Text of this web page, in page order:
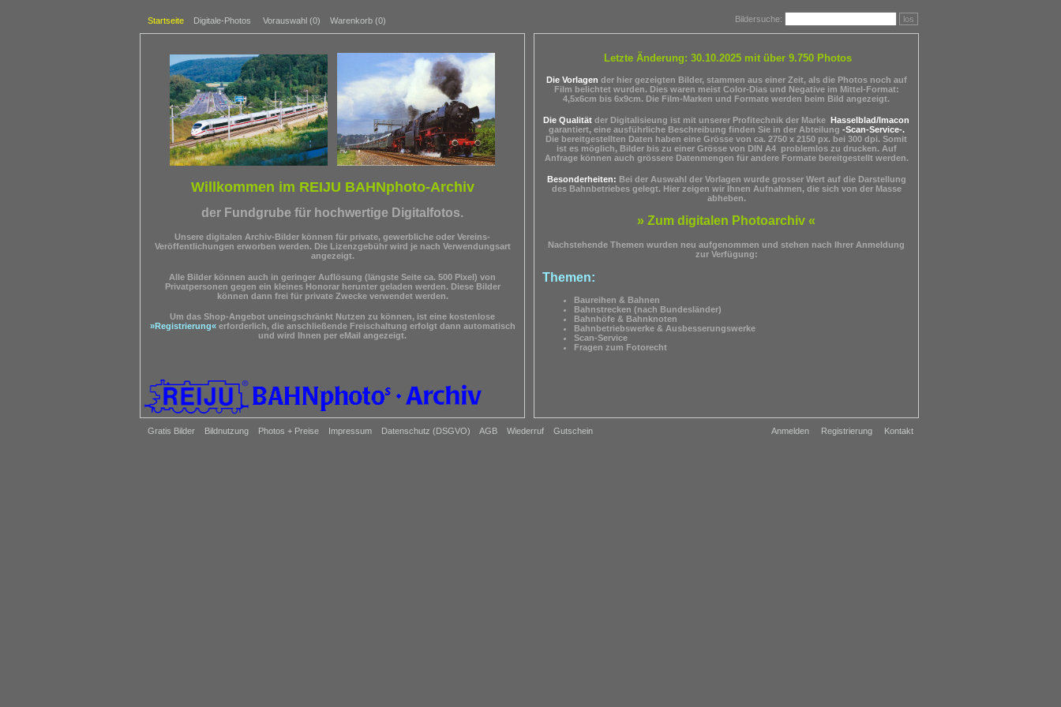
Startseite Digitale-Photos Vorauswahl (0) Warenkorb (0) Bildersuche: los
Gratis Bilder Bildnutzung Photos + Preise Impressum Datenschutz (DSGVO) AGB Wiederruf Gutschein Anmelden Registrierung Kontakt
Willkommen im REIJU BAHNphoto-Archiv
der Fundgrube für hochwertige Digitalfotos.
Unsere digitalen Archiv-Bilder können für private, gewerbliche oder Vereins-
Veröffentlichungen erworben werden. Die Lizenzgebühr wird je nach Verwendungsart
angezeigt.
Alle Bilder können auch in geringer Auflösung (längste Seite ca. 500 Pixel) von
Privatpersonen gegen ein kleines Honorar herunter geladen werden. Diese Bilder
können dann frei für private Zwecke verwendet werden.
Um das Shop-Angebot uneingschränkt Nutzen zu können, ist eine kostenlose
»Registrierung«erforderlich, die anschließende Freischaltung erfolgt dann automatisch
und wird Ihnen per eMail angezeigt.
Letzte Änderung: 30.10.2025 mit über 9.750 Photos
Die Vorlagen der hier gezeigten Bilder, stammen aus einer Zeit, als die Photos noch auf
Film belichtet wurden. Dies waren meist Color-Dias und Negative im Mittel-Format:
4,5x6cm bis 6x9cm. Die Film-Marken und Formate werden beim Bild angezeigt.
Die Qualität der Digitalisieung ist mit unserer Profitechnik der Marke Hasselblad/Imacon
garantiert, eine ausführliche Beschreibung finden Sie in der Abteilung -Scan-Service-.
Die bereitgestellten Daten haben eine Grösse von ca. 2750 x 2150 px. bei 300 dpi. Somit
ist es möglich, Bilder bis zu einer Grösse von DIN A4 problemlos zu drucken. Auf
Anfrage können auch grössere Datenmengen für andere Formate bereitgestellt werden.
Besonderheiten: Bei der Auswahl der Vorlagen wurde grosser Wert auf die Darstellung
des Bahnbetriebes gelegt. Hier zeigen wir Ihnen Aufnahmen, die sich von der Masse
abheben.
» Zum digitalen Photoarchiv «
Nachstehende Themen wurden neu aufgenommen und stehen nach Ihrer Anmeldung
zur Verfügung:
Themen:
Baureihen & Bahnen
Bahnstrecken (nach Bundesländer)
Bahnhöfe & Bahnknoten
Bahnbetriebswerke & Ausbesserungswerke
Scan-Service
Fragen zum Fotorecht